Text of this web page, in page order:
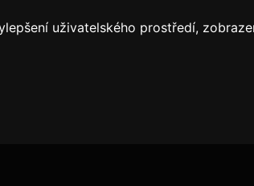
uživatelského prostředí,